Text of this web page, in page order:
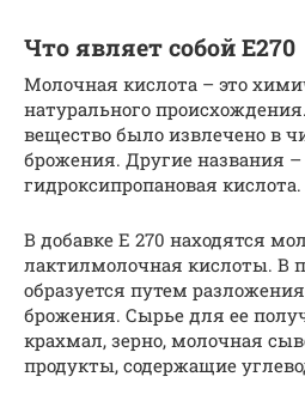
Что являет собой Е270
Молочная кислота – это
натурального происхождения.
вещество было извлечено в
брожения. Другие названия –
гидроксипропановая кислота.
В добавке Е 270 находятся
лактилмолочная кислоты. В
образуется путем
брожения. Сырье для ее
крахмал, зерно, молочная
продукты, содержащие